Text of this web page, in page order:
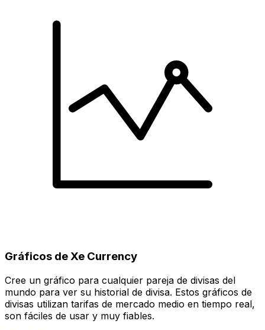
Gráficos de Xe Currency
Cree un gráfico para cualquier pareja de divisas del
mundo para ver su historial de divisa. Estos gráficos de
divisas utilizan tarifas de mercado medio en tiempo real,
son fáciles de usar y muy fiables.